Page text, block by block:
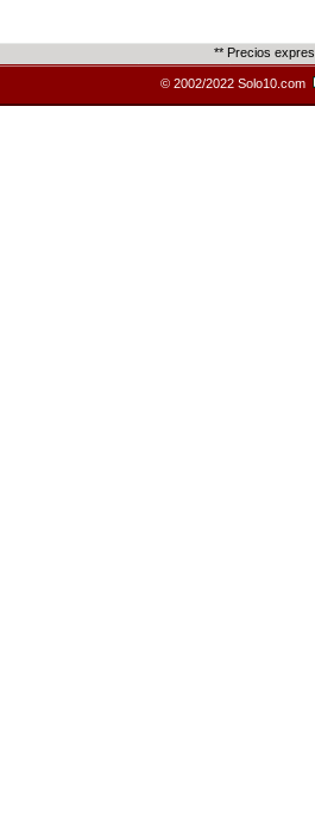
** Precios
© 2002/2022 Solo10.com